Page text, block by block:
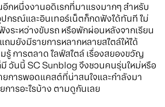
กหนึ่งงานอดิเรกที่มาแรงมากๆ สำหรับ
กรณ์และอินเทอร์เน็ตก็กดฟังได้ทันที ไม่
งระหว่างขับรถ หรือพักผ่อนหลังจากเรียน
ถมยังมีรายการหลากหลายสไตล์ให้ได้
รู้ การตลาด ไลฟ์สไตล์ เรื่องสยองขวัญ
วันนี้ SC Sunblog จึงชวนคนรุ่นใหม่หรือ
การพอดแคสต์ที่น่าสนใจและกำลังมา
ารอะไรบ้าง ตามดูกันเลย